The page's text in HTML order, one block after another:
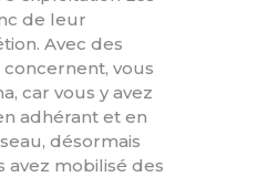
de leur
Avec des
vous
car vous y avez
adhérant et en
désormais
avez mobilisé des